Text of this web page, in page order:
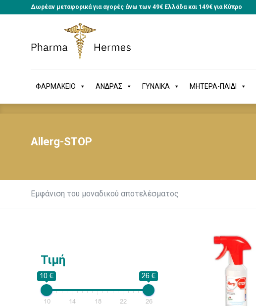
Δωρέαν μεταφορικά για αγορές άνω των 49€ Ελλάδα και 149€ για Κύπρο
ΦΑΡΜΑΚΕΙΟ ΑΝΔΡΑΣ ΓΥΝΑΙΚΑ ΜΗΤΕΡΑ-ΠΑΙΔΙ
ΦΑΡΜΑΚΕΙΟ ΑΝΔΡΑΣ ΓΥΝΑΙΚΑ ΜΗΤΕΡΑ-ΠΑΙΔΙ
Allerg-STOP
Εμφάνιση του μοναδικού αποτελέσματος
Τιμή
10 € 26 €
10 14 18 22 26